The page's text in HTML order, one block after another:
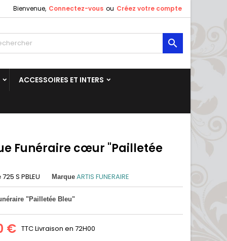
Bienvenue, Connectez-vous ou Créez votre compte

ACCESSOIRES ET INTERS
Funéraire cœur "Pailletée
725 S PBLEU Marque ARTIS FUNERAIRE
"Pailletée Bleu"
€ TTCLivraison en 72H00